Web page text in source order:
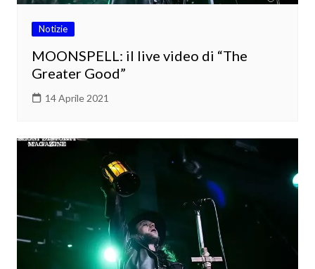
Notizie
MOONSPELL: il live video di “The
Greater Good”
14 Aprile 2021